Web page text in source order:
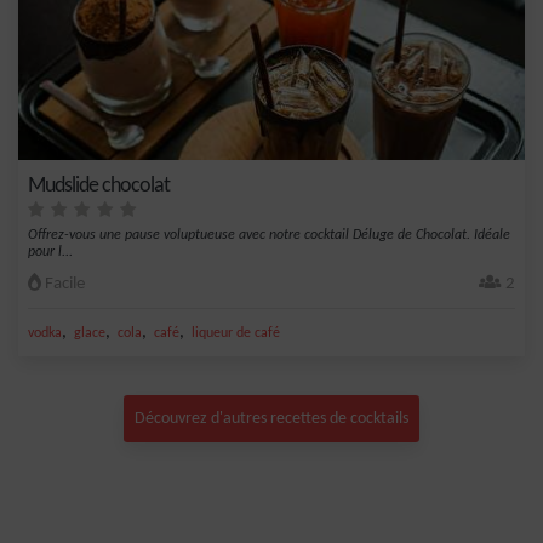
Mudslide chocolat
Offrez-vous une pause voluptueuse avec notre cocktail Déluge de Chocolat. Idéale
pour l...
Facile 2
vodka, glace, cola, café, liqueur de café
Découvrez d'autres recettes de cocktails